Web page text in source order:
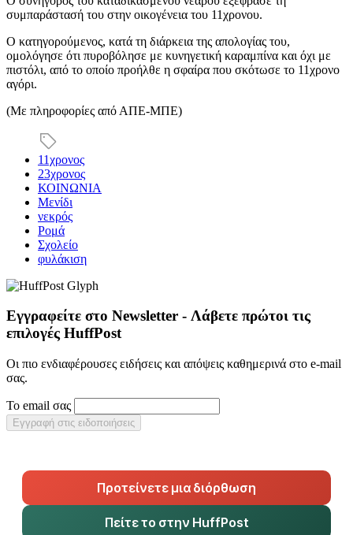
συμπαράστασή του στην οικογένεια του 11χρονου.
Ο κατηγορούμενος, κατά τη διάρκεια της απολογίας του,
ομολόγησε ότι πυροβόλησε με κυνηγετική καραμπίνα και όχι με
πιστόλι, από το οποίο προήλθε η σφαίρα που σκότωσε το 11χρονο
αγόρι.
(Με πληροφορίες από ΑΠΕ-ΜΠΕ)
11χρονος
23χρονος
ΚΟΙΝΩΝΙΑ
Μενίδι
νεκρός
Ρομά
Σχολείο
φυλάκιση
Εγγραφείτε στο Newsletter - Λάβετε πρώτοι τις
επιλογές HuffPost
Οι πιο ενδιαφέρουσες ειδήσεις και απόψεις καθημερινά στο e-mail
σας.
Το email σας
Εγγραφή στις ειδοποιήσεις
Προτείνετε μια διόρθωση
Πείτε το στην HuffPost